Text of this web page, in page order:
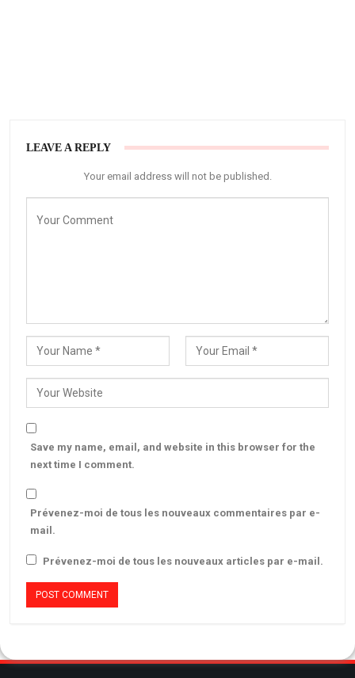
LEAVE A REPLY
Your email address will not be published.
Save my name, email, and website in this browser for the
next time I comment.
Prévenez-moi de tous les nouveaux commentaires par e-
mail.
Prévenez-moi de tous les nouveaux articles par e-mail.